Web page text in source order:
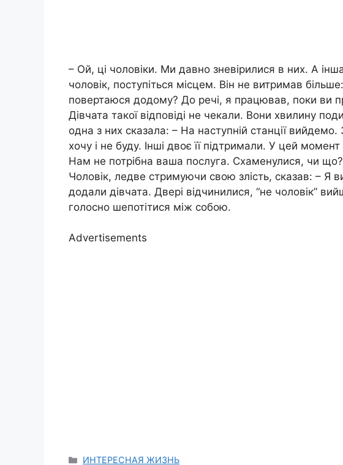
– Ой, ці чоловіки. Ми давно зневірилися в них. А
чоловік, поступіться місцем. Він не витримав
повертаюся додому? До речі, я працював, поки ви
Дівчата такої відповіді не чекали. Вони хвилину
одна з них сказала: – На наступній станції вийдемо.
хочу і не буду. Інші двоє її підтримали. У цей момент
Нам не потрібна ваша послуга. Схаменулися, чи
Чоловік, ледве стримуючи свою злість, сказав: – Я
додали дівчата. Двері відчинилися, “не чоловік”
голосно шепотітися між собою.
Advertisements
Categories
ИНТЕРЕСНАЯ ЖИЗНЬ